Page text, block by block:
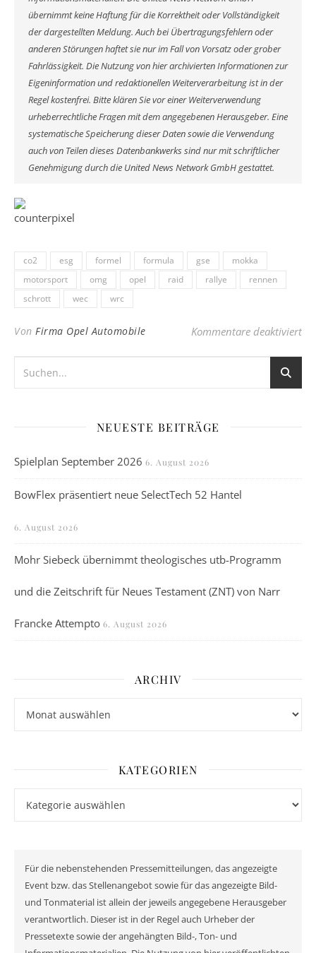
übernimmt keine Haftung für die Korrektheit oder Vollständigkeit
der dargestellten Meldung. Auch bei Übertragungsfehlern oder
anderen Störungen haftet sie nur im Fall von Vorsatz oder grober
Fahrlässigkeit. Die Nutzung von hier archivierten Informationen zur
Eigeninformation und redaktionellen Weiterverarbeitung ist in der
Regel kostenfrei. Bitte klären Sie vor einer Weiterverwendung
urheberrechtliche Fragen mit dem angegebenen Herausgeber. Eine
systematische Speicherung dieser Daten sowie die Verwendung
auch von Teilen dieses Datenbankwerks sind nur mit schriftlicher
Genehmigung durch die United News Network GmbH gestattet.
co2 esg formel formula gse
mokka
motorsport
omg opel raid rallye
rennen
schrott
wec wrc
Von Firma Opel Automobile Kommentare deaktiviertfür
NEUESTE BEITRÄGE
Spielplan September 2026 6. August 2026
BowFlex präsentiert neue SelectTech 52 Hantel
6. August 2026
Mohr Siebeck übernimmt theologisches utb-Programm
und die Zeitschrift für Neues Testament (ZNT) von Narr
Francke Attempto 6. August 2026
ARCHIV
KATEGORIEN
Für die nebenstehenden Pressemitteilungen, das angezeigte
Event bzw. das Stellenangebot sowie für das angezeigte Bild-
und Tonmaterial ist allein der jeweils angegebene Herausgeber
verantwortlich. Dieser ist in der Regel auch Urheber der
Pressetexte sowie der angehängten Bild-, Ton- und